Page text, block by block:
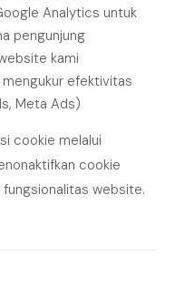
Analytics untuk
pengunjung
kami
mengukur efektivitas
Meta Ads)
cookie melalui
cookie
website.